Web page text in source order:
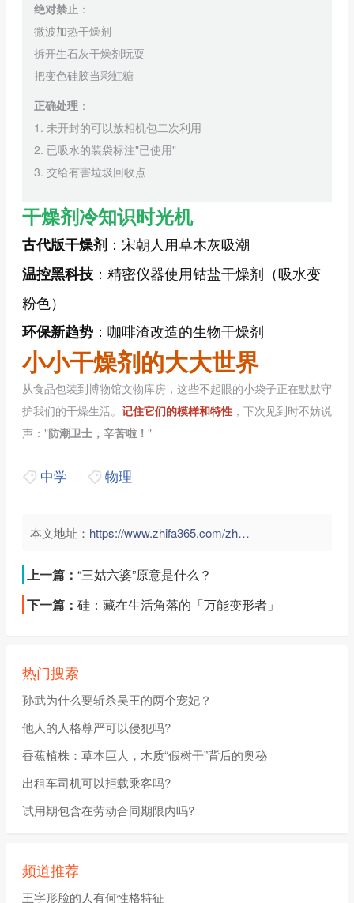
绝对禁止 ：
微波加热干燥剂
拆开生石灰干燥剂玩耍
把变色硅胶当彩虹糖
正确处理 ：
1. 未开封的可以放相机包二次利用
2. 已吸水的装袋标注"已使用"
3. 交给有害垃圾回收点
干燥剂冷知识时光机
古代版干燥剂 ：宋朝人用草木灰吸潮
温控黑科技 ：精密仪器使用钴盐干燥剂（吸水变
粉色）
环保新趋势 ：咖啡渣改造的生物干燥剂
小小干燥剂的大大世界
从食品包装到博物馆文物库房，这些不起眼的小袋子正在默默守
护我们的干燥生活。 记住它们的模样和特性 ，下次见到时不妨说
声："防潮卫士，辛苦啦！ "
中学 物理
本文地址： https://www.zhifa365.com/zhongxue/yh7P6GRAFemUctV4">
上一篇： “三姑六婆”原意是什么？
下一篇： 硅：藏在生活角落的「万能变形者」
热门搜索
孙武为什么要斩杀吴王的两个宠妃？
他人的人格尊严可以侵犯吗?
香蕉植株：草本巨人，木质“假树干”背后的奥秘
出租车司机可以拒载乘客吗?
试用期包含在劳动合同期限内吗?
频道推荐
王字形脸的人有何性格特征